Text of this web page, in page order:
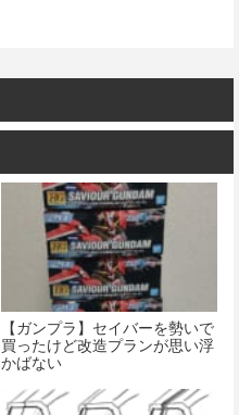
【ガンプラ】セイバーを勢いで
買ったけど改造プランが思い浮
かばない